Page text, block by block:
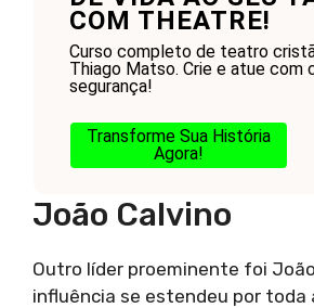
COM THEATRE!
Curso completo de teatro
Thiago Matso. Crie e atue com
segurança!
Transforme Sua História
Agora!
João Calvino
Outro líder proeminente foi
influência se estendeu por toda